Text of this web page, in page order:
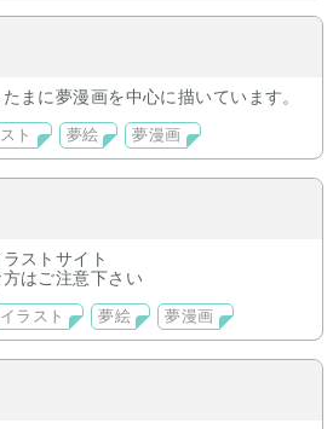
まに夢漫画を中心に描いています。
ト 夢絵 夢漫画
ストサイト
はご注意下さい
イラスト 夢絵 夢漫画